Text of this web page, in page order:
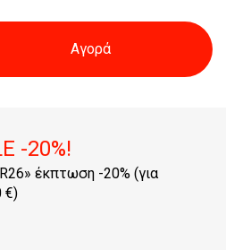
Αγορά
-20%!
έκπτωση -20% (για
€)